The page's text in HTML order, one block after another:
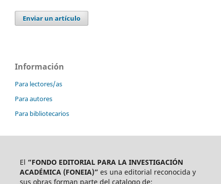
Enviar un artículo
Información
Para lectores/as
Para autores
Para bibliotecarios
El “FONDO EDITORIAL PARA LA INVESTIGACIÓN
ACADÉMICA (FONEIA)” es una editorial reconocida y
sus obras forman parte del catalogo de: